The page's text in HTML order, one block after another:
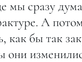
мы сразу
А
как бы так
они